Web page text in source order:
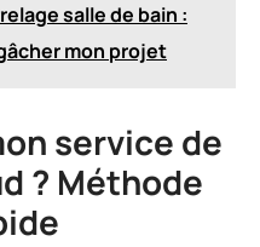
salle de bain :
mon projet
service de
? Méthode